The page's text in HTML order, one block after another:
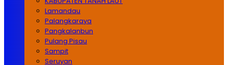
Lamandau
Palangkaraya
Pangkalanbun
Pulang Pisau
Sampit
Seruyan